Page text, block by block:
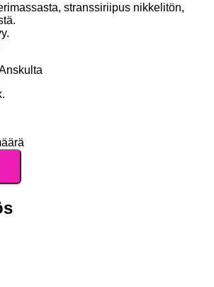
stranssiriipus nikkelitön,